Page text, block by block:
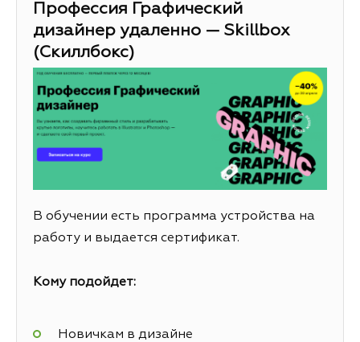
Профессия Графический
дизайнер удаленно — Skillbox
(Скиллбокс)
В обучении есть программа устройства на
работу и выдается сертификат.
Кому подойдет:
Новичкам в дизайне